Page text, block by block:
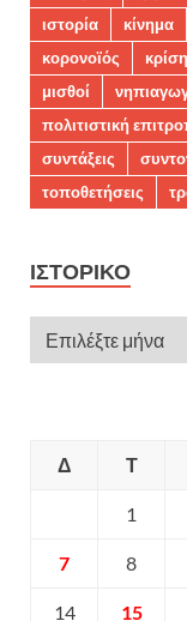
ιστορία
κίνημα
κορονοϊός
κρίση
μισθοί
πολιτιστική
συντάξεις
τοποθετήσεις
ΙΣΤΟΡΙΚΌ
Δ
Τ
1
7 8
14 15